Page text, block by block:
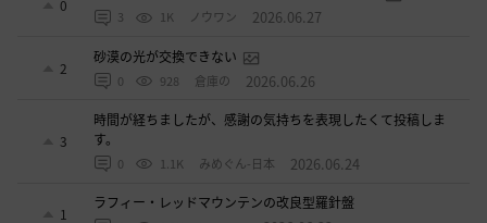
0
3 1K ノウワン 2026.06.27
2
砂漠の光が交換できない
0 928 倉庫の 2026.06.26
3
時間が経ちましたが、感謝の気持ちを表現したくて投稿しま
す。
0 1.1K みめぐん-日本 2026.06.24
1
ラフィー・レッドマウンテンの改良型羅針盤